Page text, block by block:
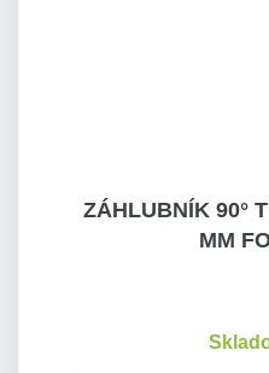
ZÁHLUBNÍK 90°
MM